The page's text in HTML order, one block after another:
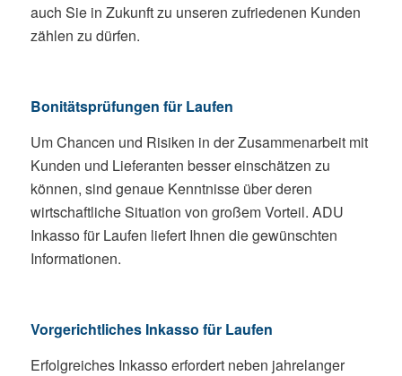
auch Sie in Zukunft zu unseren zufriedenen Kunden
zählen zu dürfen.
Bonitätsprüfungen für Laufen
Um Chancen und Risiken in der Zusammenarbeit mit
Kunden und Lieferanten besser einschätzen zu
können, sind genaue Kenntnisse über deren
wirtschaftliche Situation von großem Vorteil. ADU
Inkasso für Laufen liefert Ihnen die gewünschten
Informationen.
Vorgerichtliches Inkasso für Laufen
Erfolgreiches Inkasso erfordert neben jahrelanger